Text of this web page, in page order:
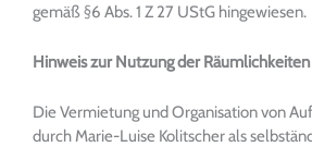
gemäß §6 Abs. 1 Z 27 UStG hingewiesen.
Hinweis zur Nutzung der Räumlichkeiten
Die Vermietung und Organisation von
durch Marie-Luise Kolitscher als